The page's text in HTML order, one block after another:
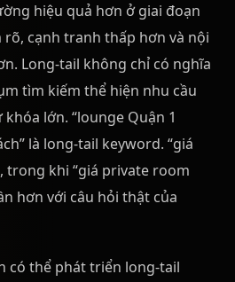
hiệu quả hơn ở giai đoạn
cạnh tranh thấp hơn và nội
Long-tail không chỉ có nghĩa
tìm kiếm thể hiện nhu cầu
khóa lớn. “lounge Quận 1
là long-tail keyword. “giá
trong khi “giá private room
hơn với câu hỏi thật của
có thể phát triển long-tail